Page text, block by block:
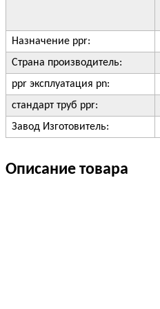
Назначение ppr:
Страна производитель:
ppr эксплуатация pn:
стандарт труб ppr:
Завод Изготовитель:
Описание товара